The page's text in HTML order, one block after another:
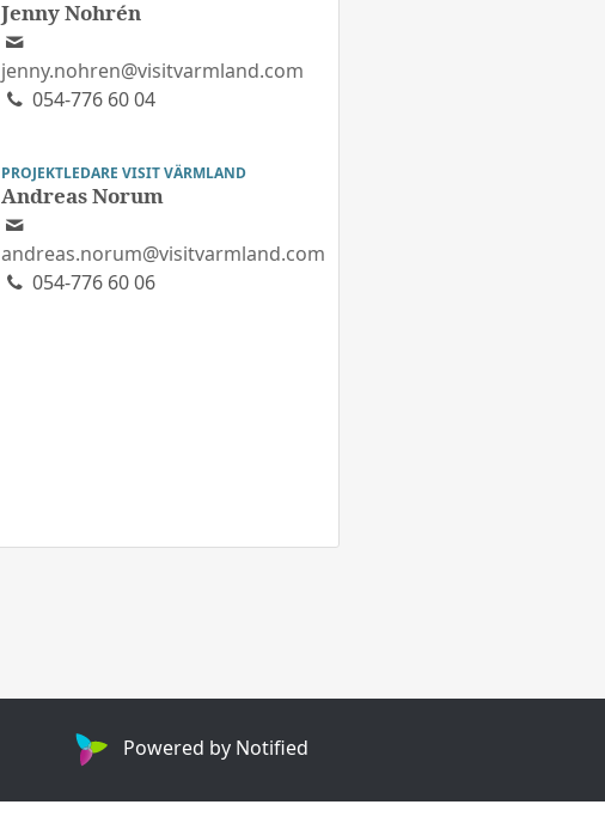
Jenny Nohrén
jenny.nohren@visitvarmland.com
054-776 60 04
PROJEKTLEDARE VISIT VÄRMLAND
Andreas Norum
andreas.norum@visitvarmland.com
054-776 60 06
Powered by Notified